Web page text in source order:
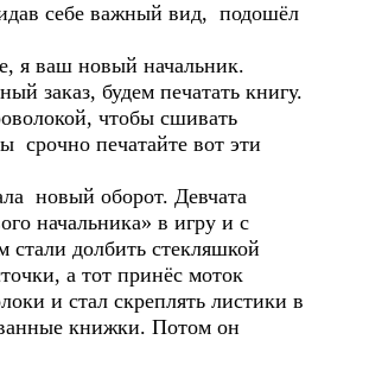
себе важный вид, подошёл
я ваш новый начальник.
заказ, будем печатать книгу.
чтобы сшивать
срочно печатайте вот эти
новый оборот. Девчата
начальника» в игру и с
стали долбить стекляшкой
а тот принёс моток
и стал скреплять листики в
книжки. Потом он